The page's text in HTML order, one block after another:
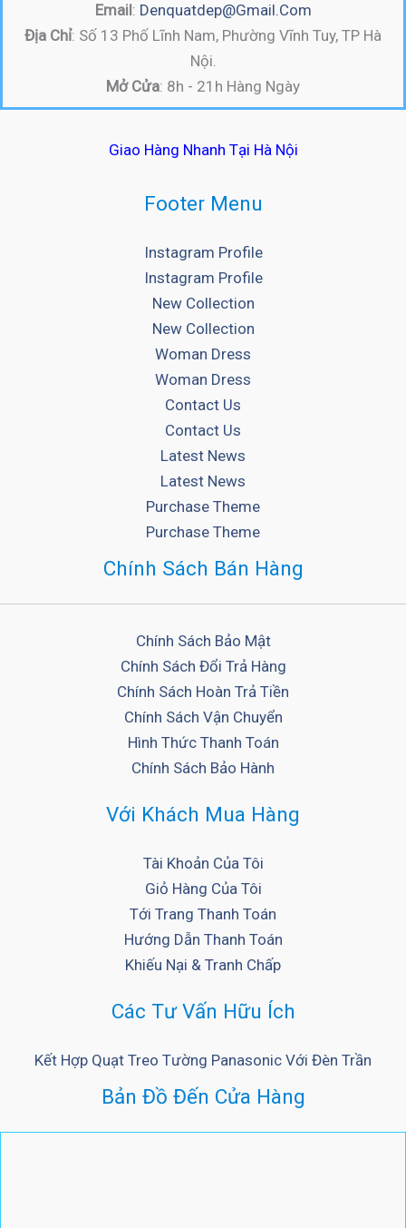
Email: Denquatdep@gmail.com
Địa Chỉ: Số 13 Phố Lĩnh Nam, Phường Vĩnh Tuy, TP Hà
Nội.
Mở Cửa: 8h - 21h Hàng Ngày
Giao Hàng Nhanh Tại Hà Nội
Footer Menu
Instagram Profile
Instagram Profile
New Collection
New Collection
Woman Dress
Woman Dress
Contact Us
Contact Us
Latest News
Latest News
Purchase Theme
Purchase Theme
Chính Sách Bán Hàng
Chính Sách Bảo Mật
Chính Sách Đổi Trả Hàng
Chính Sách Hoàn Trả Tiền
Chính Sách Vận Chuyển
Hình Thức Thanh Toán
Chính Sách Bảo Hành
Với Khách Mua Hàng
Tài Khoản Của Tôi
Giỏ Hàng Của Tôi
Tới Trang Thanh Toán
Hướng Dẫn Thanh Toán
Khiếu Nại & Tranh Chấp
Các Tư Vấn Hữu Ích
Kết Hợp Quạt Treo Tường Panasonic Với Đèn Trần
Bản Đồ Đến Cửa Hàng